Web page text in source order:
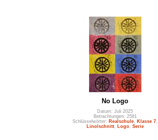
No Logo
Datum: Juli 2025
Betrachtungen: 2581
Schlüsselwörter: Realschule Klasse 7
Linolschnitt, Logo, Serie